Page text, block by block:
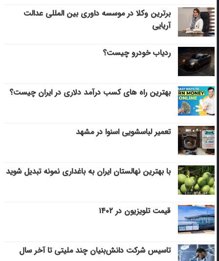
برترین وکلا در موسسه داوری بین المللی عدالت
آریایی
ردیاب خودرو چیست؟
بهترین راه های کسب درآمد دلاری در ایران چیست؟
تعمیر لباسشویی اسنوا در مشهد
با بهترین نهالستان ایران به باغداری نمونه تبدیل شوید
قیمت تلویزیون در ۱۴۰۲
تاسیس شرکت دانش‌بنیان چند ملیتی تا آخر سال